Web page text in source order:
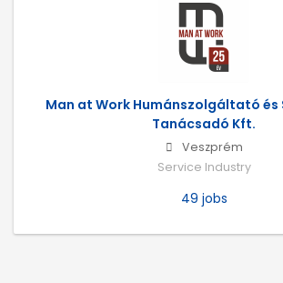
Man at Work Humánszolgáltató és
Tanácsadó Kft.
Veszprém
Service Industry
49 jobs